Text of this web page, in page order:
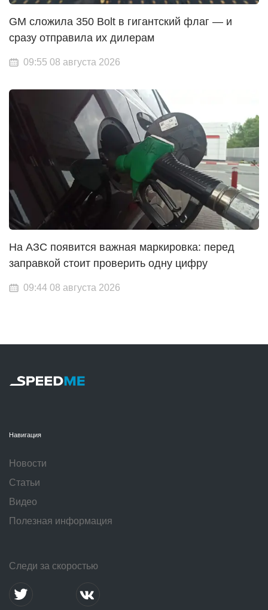
GM сложила 350 Bolt в гигантский флаг — и
сразу отправила их дилерам
09:55 08 августа 2026
На АЗС появится важная маркировка: перед
заправкой стоит проверить одну цифру
09:44 08 августа 2026
Навигация
Новости
Статьи
Видео
Полезная информация
Следи за скоростью